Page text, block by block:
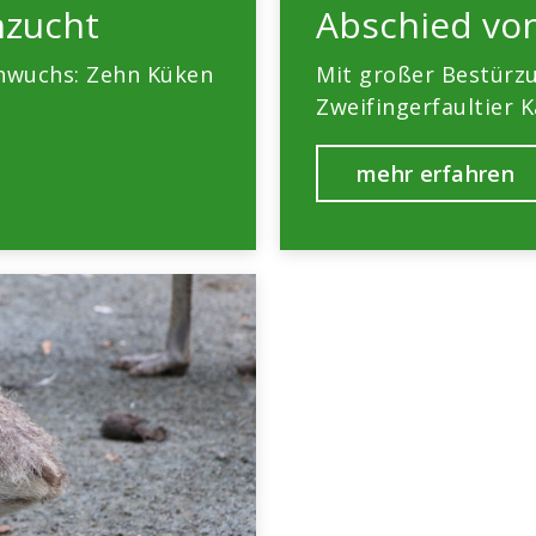
Zehn Küken
Abschied
Mit großer
Zweifingerfaultier
mehr erfahren